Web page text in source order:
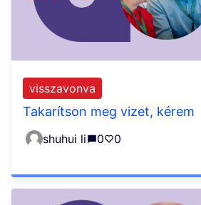
Takarítson meg vizet, kérem
visszavonva
shuhui li 0 0